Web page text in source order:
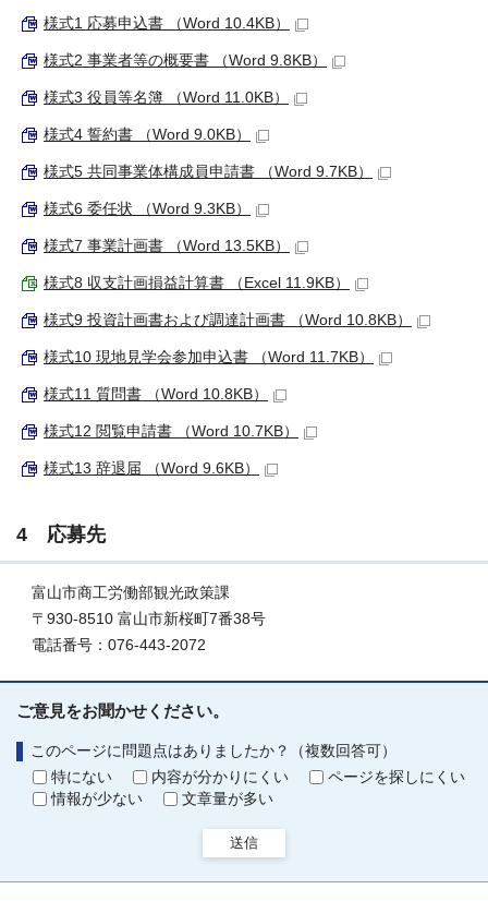
様式1 応募申込書 （Word 10.4KB）
様式2 事業者等の概要書 （Word 9.8KB）
様式3 役員等名簿 （Word 11.0KB）
様式4 誓約書 （Word 9.0KB）
様式5 共同事業体構成員申請書 （Word 9.7KB）
様式6 委任状 （Word 9.3KB）
様式7 事業計画書 （Word 13.5KB）
様式8 収支計画損益計算書 （Excel 11.9KB）
様式9 投資計画書および調達計画書 （Word 10.8KB）
様式10 現地見学会参加申込書 （Word 11.7KB）
様式11 質問書 （Word 10.8KB）
様式12 閲覧申請書 （Word 10.7KB）
様式13 辞退届 （Word 9.6KB）
4 応募先
富山市商工労働部観光政策課
〒930-8510 富山市新桜町7番38号
電話番号：076-443-2072
ご意見をお聞かせください。
このページに問題点はありましたか？（複数回答可）
特にない
内容が分かりにくい
ページを探しにくい
情報が少ない
文章量が多い
送信